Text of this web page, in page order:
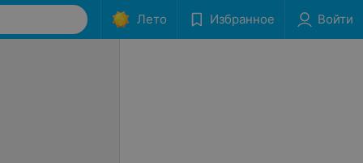
Лето Избранное Войти